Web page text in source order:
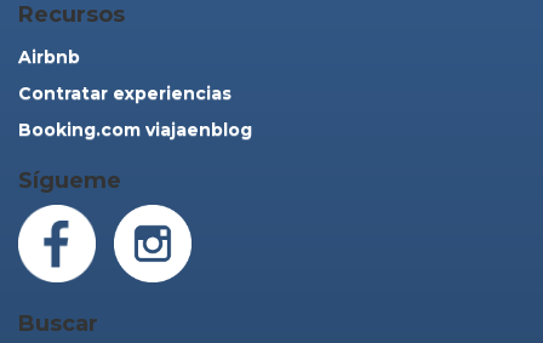
Recursos
Airbnb
Contratar experiencias
Booking.com viajaenblog
Sígueme
Buscar